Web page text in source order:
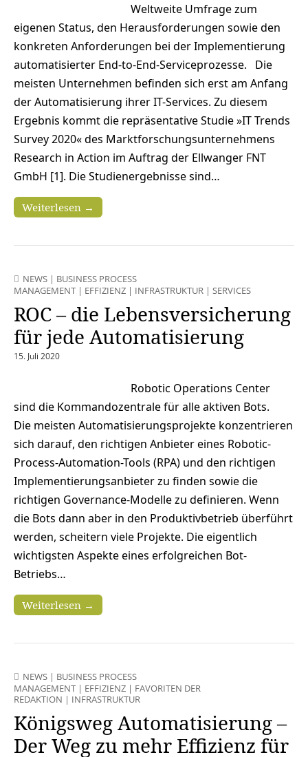
Weltweite Umfrage zum
eigenen Status, den Herausforderungen sowie den
konkreten Anforderungen bei der Implementierung
automatisierter End-to-End-Serviceprozesse. Die
meisten Unternehmen befinden sich erst am Anfang
der Automatisierung ihrer IT-Services. Zu diesem
Ergebnis kommt die repräsentative Studie »IT Trends
Survey 2020« des Marktforschungsunternehmens
Research in Action im Auftrag der Ellwanger FNT
GmbH [1]. Die Studienergebnisse sind…
Weiterlesen →
NEWS | BUSINESS PROCESS
MANAGEMENT | EFFIZIENZ | INFRASTRUKTUR | SERVICES
ROC – die Lebensversicherung
für jede Automatisierung
15. Juli 2020
Robotic Operations Center
sind die Kommandozentrale für alle aktiven Bots.
Die meisten Automatisierungsprojekte konzentrieren
sich darauf, den richtigen Anbieter eines Robotic-
Process-Automation-Tools (RPA) und den richtigen
Implementierungsanbieter zu finden sowie die
richtigen Governance-Modelle zu definieren. Wenn
die Bots dann aber in den Produktivbetrieb überführt
werden, scheitern viele Projekte. Die eigentlich
wichtigsten Aspekte eines erfolgreichen Bot-
Betriebs…
Weiterlesen →
NEWS | BUSINESS PROCESS
MANAGEMENT | EFFIZIENZ | FAVORITEN DER
REDAKTION | INFRASTRUKTUR
Königsweg Automatisierung –
Der Weg zu mehr Effizienz für